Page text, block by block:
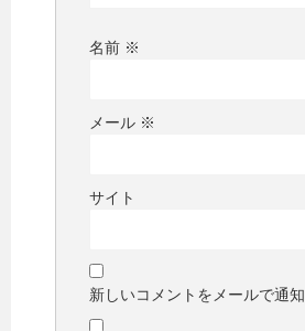
名前 ※
メール ※
サイト
新しいコメントをメールで通知